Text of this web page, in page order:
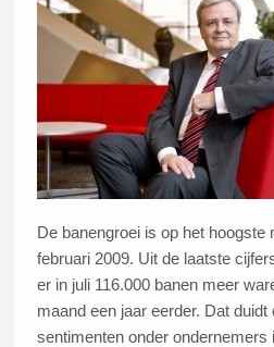
De banengroei is op het hoogste
februari 2009. Uit de laatste
er in juli 116.000 banen meer
maand een jaar eerder. Dat duidt
sentimenten onder ondernemers